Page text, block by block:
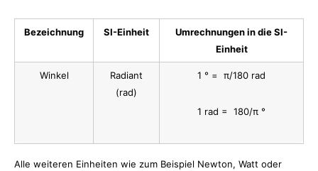
Bezeichnung SI-Einheit
Umrechnungen in die SI-
Einheit
Winkel
Radiant
(rad)
1 ° = π/180 rad
1 rad = 180/π °
Alle weiteren Einheiten wie zum Beispiel Newton, Watt oder